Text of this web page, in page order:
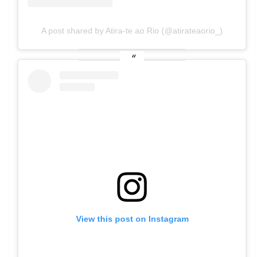
A post shared by Atira-te ao Rio (@atirateaorio_)
View this post on Instagram